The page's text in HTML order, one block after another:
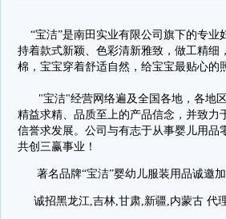
“宝洁”是南田实业有限公司旗下的专业
持着款式新颖、色彩清新雅致，做工精
棉，宝宝穿着舒适自然，给宝宝最贴心的
"宝洁"经营网络遍及全国各地，各地区
精益求精、品质至上的产品信念，并致
信誉求发展。公司与有志于从事婴儿用
共创三赢事业！
著名品牌“宝洁”婴幼儿服装用品诚邀加
诚招黑龙江,吉林,甘肃,新疆,内蒙古 代